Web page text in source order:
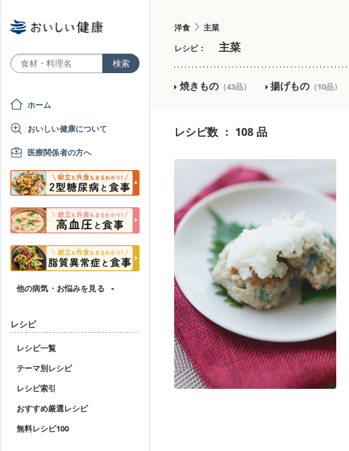
ホーム
おいしい健康について
医療関係者の方へ
他の病気・お悩みを見る
レシピ
レシピ一覧
テーマ別レシピ
レシピ索引
おすすめ厳選レシピ
無料レシピ100
洋食
主菜
レシピ：
主菜
焼きもの（43品） 揚げもの （10品）
レシピ数 ： 108 品